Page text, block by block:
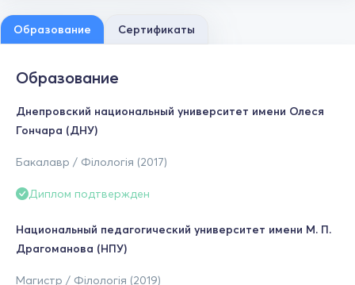
Образование Сертификаты
Образование
Днепровский национальный университет имени Олеся
Гончара (ДНУ)
Бакалавр / Філологія (2017)
Диплом подтвержден
Национальный педагогический университет имени М. П.
Драгоманова (НПУ)
Магистр / Філологія (2019)